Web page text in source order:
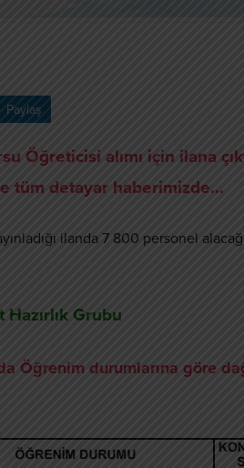
Paylaş
Öğreticisi alımı için ilana
tüm detayar haberimizde…
ilanda 7 800 personel
Grubu
Öğrenim durumlarına göre